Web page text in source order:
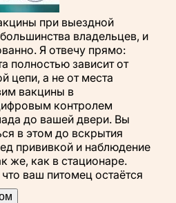
при выездной
владельцев, и
Я отвечу прямо:
полностью зависит от
цепи, а не от места
вакцины в
контролем
до вашей двери. Вы
в этом до вскрытия
прививкой и наблюдение
же, как в стационаре.
ваш питомец остаётся